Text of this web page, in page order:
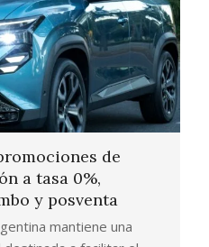
de
a tasa 0%,
y posventa
mantiene una